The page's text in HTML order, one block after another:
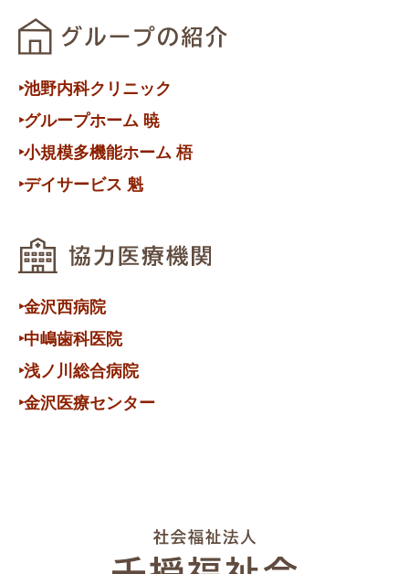
‣池野内科クリニック
‣グループホーム 暁
‣小規模多機能ホーム 梧
‣デイサービス 魁
‣金沢西病院
‣中嶋歯科医院
‣浅ノ川総合病院
‣金沢医療センター